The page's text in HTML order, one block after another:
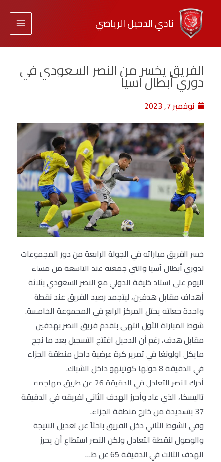
نادي الدحيل الرياضي
الفريق يخسر من النصر السعودي في
دوري أبطال آسيا
نوفمبر 7, 2023
خسر الفريق مباراته في الجولة الرابعة من دور المجموعات
لدوري أبطال آسيا والتي جمعته عند التاسعة من مساء
اليوم على استاد خليفة الدولي مع النصر السعودي بثلاثة
أهداف مقابل هدفين، ليتجمد رصيد الفريق عند نقطة
واحدة جعلته يحتل المركز الرابع في المجموعة الخامسة.
شوط المباراة الأول انتهى بتقدم فريق النصر بهدفين
مقابل هدف، رغم أن الدحيل افتتح التسجيل بعد ما نجح
مايكل اولونغا في تمرير كرة عرضية داخل منطقة الجزاء
في الدقيقة 8 حولها كوتينهو داخل الشباك.
أدرك النصر التعادل في الدقيقة 26 عن طريق مهاجمه
تاليسكا، الذي عاد وأحرز الهدف الثاني لفريقه في الدقيقة
37 بتسديدة من خارج منطقة الجزاء.
وفي الشوط الثاني دخل الفريق باحثاً عن تعديل النتيجة
والوصول لنقطة التعادل ولكن النصر استطاع أن يحرز
الهدف الثالث في الدقيقة 65 عن ط…